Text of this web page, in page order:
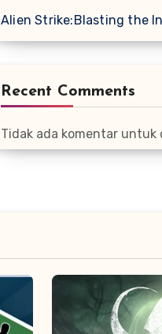
Alien Strike:Blasting the
Recent Comments
Tidak ada komentar untuk